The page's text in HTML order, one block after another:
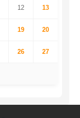
12 13
19 20
26 27